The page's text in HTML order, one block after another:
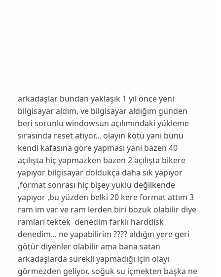
arkadaşlar bundan yaklaşık 1 yıl önce yeni
bilgisayar aldım, ve bilgisayar aldığım günden
beri sorunlu windowsun açılımındaki yükleme
sırasında reset atıyor... olayın kötü yanı bunu
kendi kafasına göre yapması yani bazen 40
açılışta hiç yapmazken bazen 2 açılışta bikere
yapıyor bilgisayar doldukça daha sık yapıyor
,format sonrası hiç bişey yüklü değilkende
yapıyor ,bu yüzden belki 20 kere format attım 3
ram im var ve ram lerden biri bozuk olabilir diye
ramlari tektek denedim farklı harddisk
denedim... ne yapabilirim ???? aldığın yere geri
götür diyenler olabilir ama bana satan
arkadaşlarda sürekli yapmadığı için olayı
görmezden geliyor, soğuk su içmekten başka ne